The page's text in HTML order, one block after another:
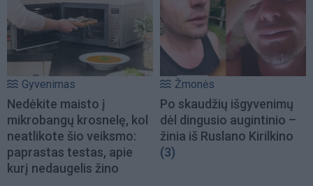
Gyvenimas
Nedėkite maisto į
mikrobangų krosnelę, kol
neatlikote šio veiksmo:
paprastas testas, apie
kurį nedaugelis žino
Žmonės
Po skaudžių išgyvenimų
dėl dingusio augintinio –
žinia iš Ruslano Kirilkino
(3)